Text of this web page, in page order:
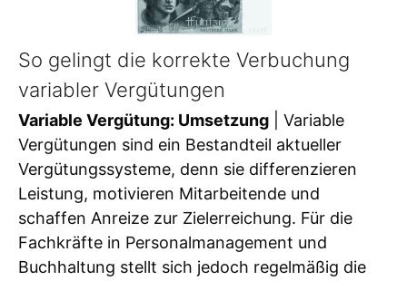
So gelingt die korrekte Verbuchung
variabler Vergütungen
Variable Vergütung: Umsetzung | Variable
Vergütungen sind ein Bestandteil aktueller
Vergütungssysteme, denn sie differenzieren
Leistung, motivieren Mitarbeitende und
schaffen Anreize zur Zielerreichung. Für die
Fachkräfte in Personalmanagement und
Buchhaltung stellt sich jedoch regelmäßig die